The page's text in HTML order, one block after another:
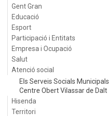
Gent Gran
Educació
Esport
Participació i Entitats
Empresa i Ocupació
Salut
Atenció social
Els Serveis Socials Municipals
Centre Obert Vilassar de Dalt
Hisenda
Territori